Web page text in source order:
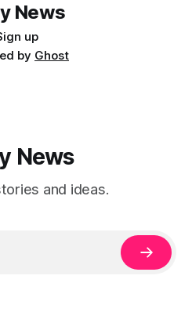
News
up
by Ghost
News
and ideas.